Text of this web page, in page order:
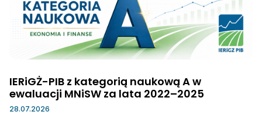
IERiGŻ-PIB z kategorią naukową A w
ewaluacji MNiSW za lata 2022–2025
28.07.2026